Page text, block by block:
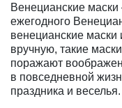
Венецианские
ежегодного
венецианские маски
вручную, такие
поражают
в повседневной
праздника и веселья.